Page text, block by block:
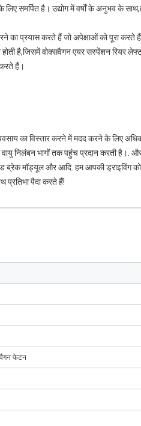
लिए समर्पित है। उद्योग में वर्षों के अनुभव के
का प्रयास करते हैं जो अपेक्षाओं को पूरा
होती है,जिसमें वोक्सवैगन एयर सस्पेंशन रियर
हैं।
का विस्तार करने में मदद करने के लिए
वायु निलंबन भागों तक पहुंच प्रदान करती
ब्रेक मॉड्यूल और आदि. हम आपकी ड्राइविंग
प्रतिभा पैदा करते हैं!
फेटन